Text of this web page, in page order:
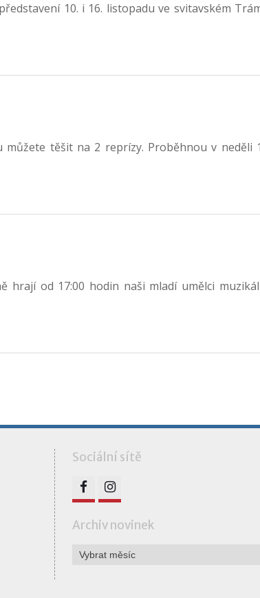
10. i 16. listopadu ve svitavském
těšit na 2 reprízy. Proběhnou v neděli
hrají od 17:00 hodin naši mladí umělci
Sociální sítě
FB IG
Archiv novinek
Archiv